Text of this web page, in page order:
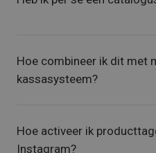
Hoe combineer ik dit met
kassasysteem?
Hoe activeer ik
Instagram?